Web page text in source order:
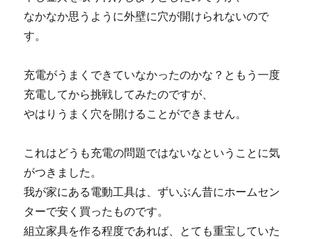
なかなか思うように外壁に穴が開けられないので
す。
充電がうまくできていなかったのかな？ともう一度
充電してから挑戦してみたのですが、
やはりうまく穴を開けることができません。
これはどうも充電の問題ではないなということに気
がつきました。
我が家にある電動工具は、ずいぶん昔にホームセン
ターで安く買ったものです。
組立家具を作る程度であれば、とても重宝していた